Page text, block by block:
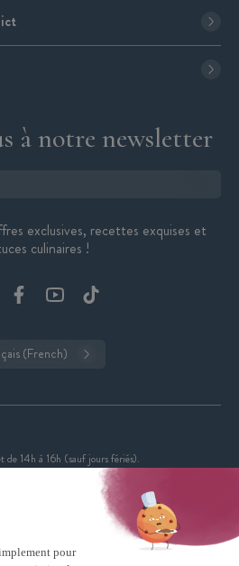
à notre newsletter
exclusives, recettes exquises et
culinaires !
(French)
de 14h à 16h (sauf jours fériés).
une note de 4,7 sur 5 grâce à plus
Merci pour votre fidélité.